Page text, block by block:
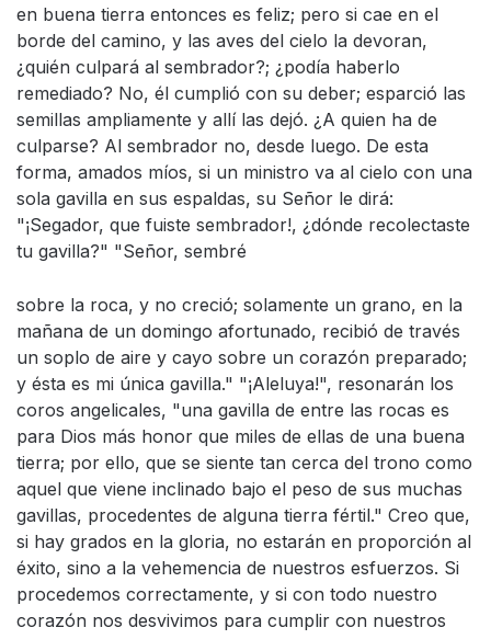
en buena tierra entonces es feliz; pero si cae en el
borde del camino, y las aves del cielo la devoran,
¿quién culpará al sembrador?; ¿podía haberlo
remediado? No, él cumplió con su deber; esparció las
semillas ampliamente y allí las dejó. ¿A quien ha de
culparse? Al sembrador no, desde luego. De esta
forma, amados míos, si un ministro va al cielo con una
sola gavilla en sus espaldas, su Señor le dirá:
"¡Segador, que fuiste sembrador!, ¿dónde recolectaste
tu gavilla?" "Señor, sembré
sobre la roca, y no creció; solamente un grano, en la
mañana de un domingo afortunado, recibió de través
un soplo de aire y cayo sobre un corazón preparado;
y ésta es mi única gavilla." "¡Aleluya!", resonarán los
coros angelicales, "una gavilla de entre las rocas es
para Dios más honor que miles de ellas de una buena
tierra; por ello, que se siente tan cerca del trono como
aquel que viene inclinado bajo el peso de sus muchas
gavillas, procedentes de alguna tierra fértil." Creo que,
si hay grados en la gloria, no estarán en proporción al
éxito, sino a la vehemencia de nuestros esfuerzos. Si
procedemos correctamente, y si con todo nuestro
corazón nos desvivimos para cumplir con nuestros